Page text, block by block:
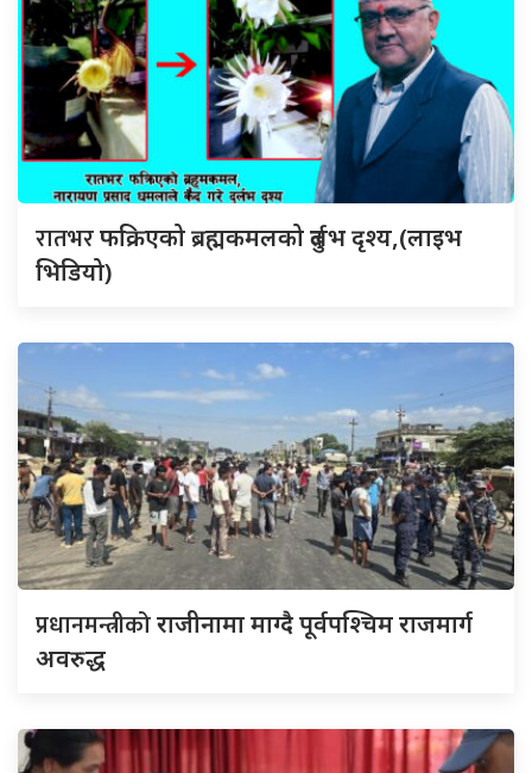
रातभरफक्रिएको ब्रह्मकमलको दुर्लभ दृश्य,(लाइभ
भिडियो)
प्रधानमन्त्रीकोराजीनामा माग्दै पूर्वपश्चिम राजमार्ग
अवरुद्ध